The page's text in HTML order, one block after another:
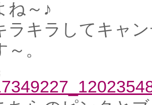
ね～♪
ラキラしてキャ
～。